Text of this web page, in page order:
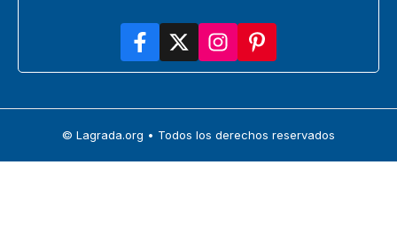
© Lagrada.org • Todos los derechos reservados